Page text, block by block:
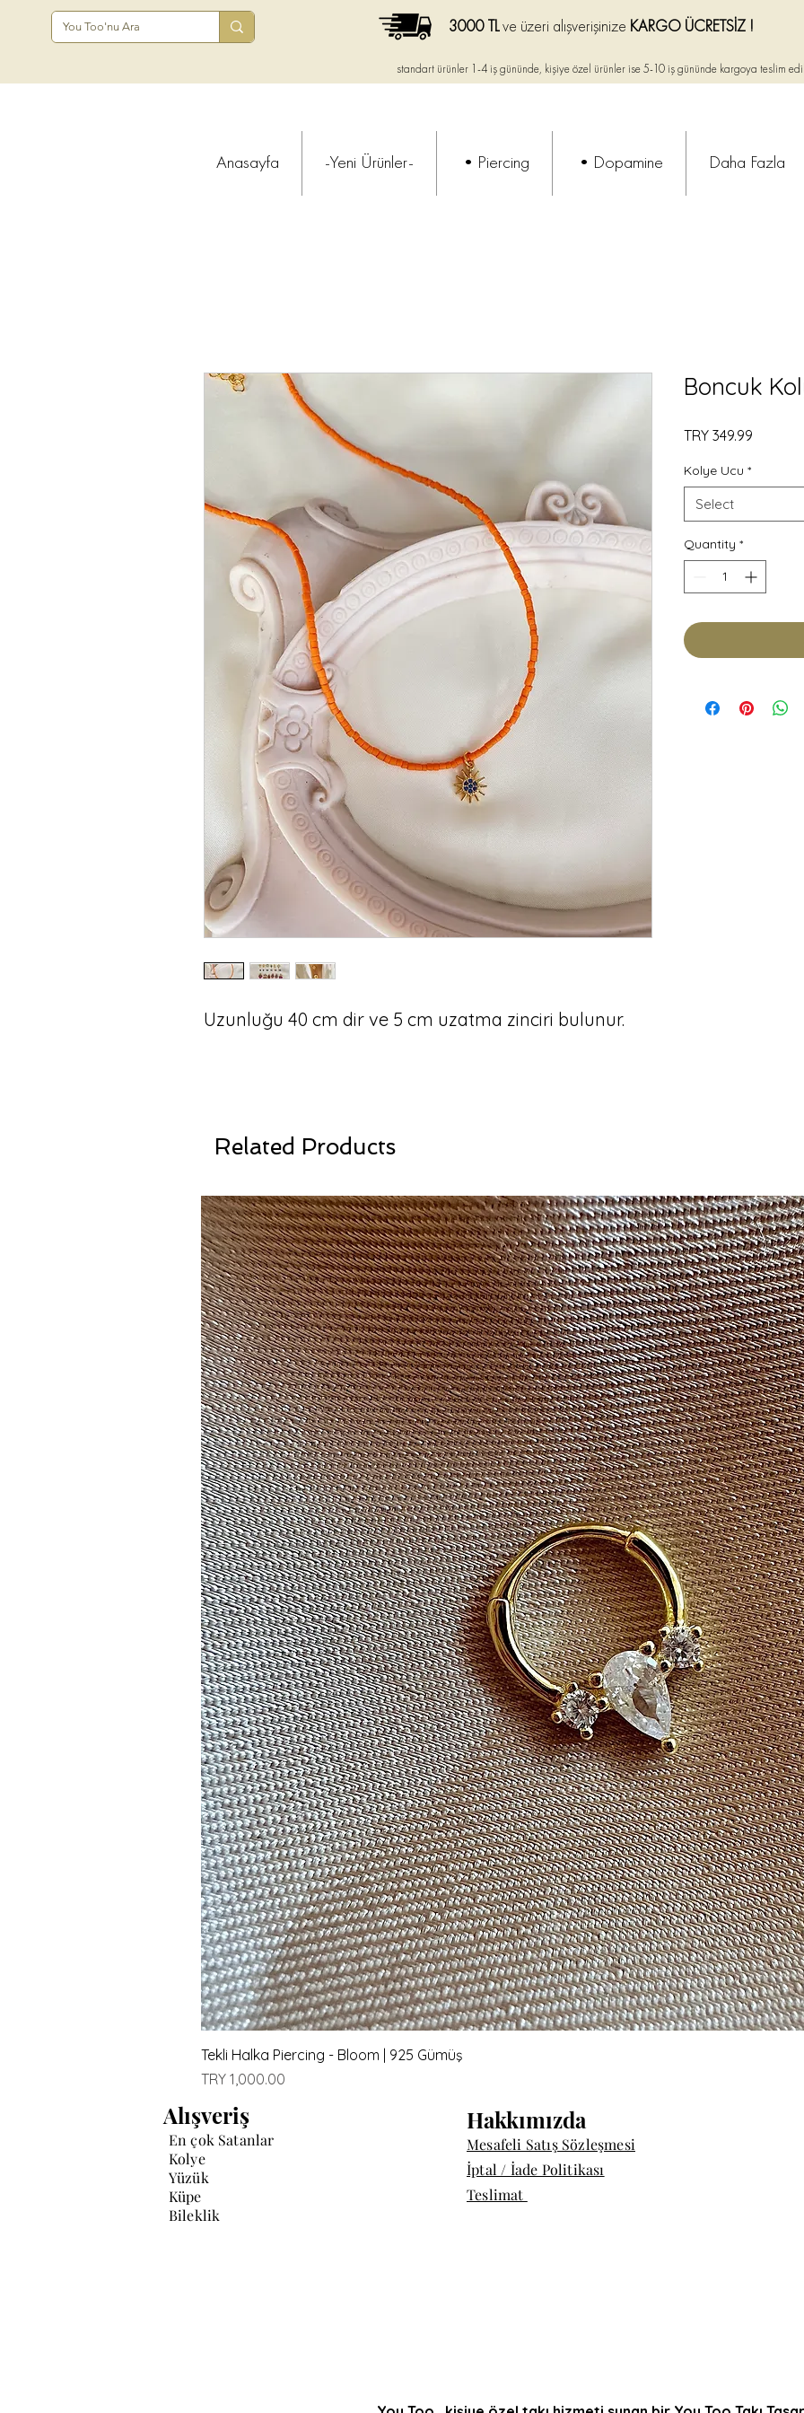
standart ürünler 1-4 iş gününde, kişiye özel ürünler ise 5-10 iş gününde kargoya teslim
3000 TLve üzeri alışverişinize KARGO ÜCRETSİZ !
Anasayfa -Yeni Ürünler- •Piercing •Dopamine Daha Fazla
Uzunluğu 40 cm dir ve 5 cm uzatma zinciri bulunur.
Boncuk
TRY 349.99
Kolye Ucu *
Select
Quantity *
Related Products
Tekli Halka Piercing - Bloom | 925 Gümüş
Price
TRY 1,000.00
Alışveriş
En çok Satanlar
Kolye
Yüzük
Küpe
Bileklik
Hakkımızda
Mesafeli Satış Sözleşmesi
İptal / İade Politikası
Teslimat